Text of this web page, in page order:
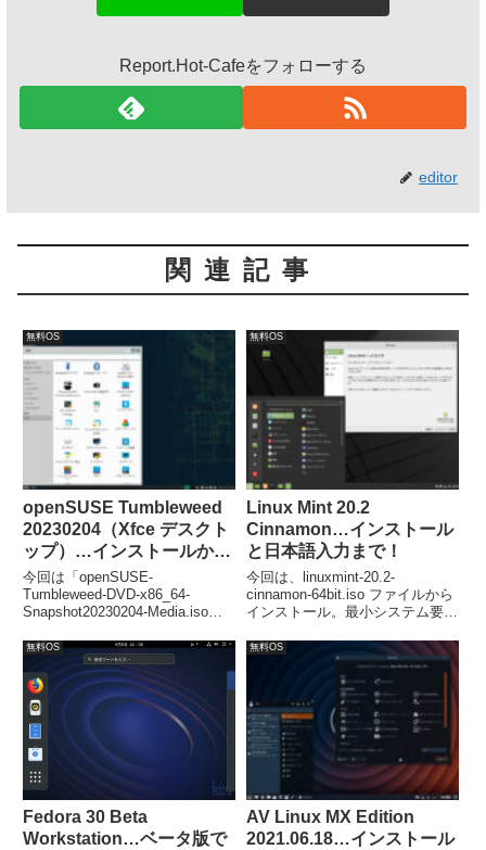
Report.Hot-Cafeをフォローする
editor
関連記事
無料OS
openSUSE Tumbleweed
20230204（Xfce デスクト
ップ）…インストールから
日本語入力まで！
今回は「openSUSE-
Tumbleweed-DVD-x86_64-
Snapshot20230204-Media.iso」
ンストールでの設定項目が若干多
めですが、勝手に進むところもあ
り手間はほぼ変わりません。ま
た、再起動後は日本語入力できる
ようになっていました。
無料OS
Linux Mint 20.2
Cinnamon…インストール
と日本語入力まで！
今回は、linuxmint-20.2-
cinnamon-64bit.iso ファイルから
インストール。最小システム要件
ク容量、1024×768の解像度。
無料OS
Fedora 30 Beta
Workstation…ベータ版で
無料OS
AV Linux MX Edition
2021.06.18…インストール